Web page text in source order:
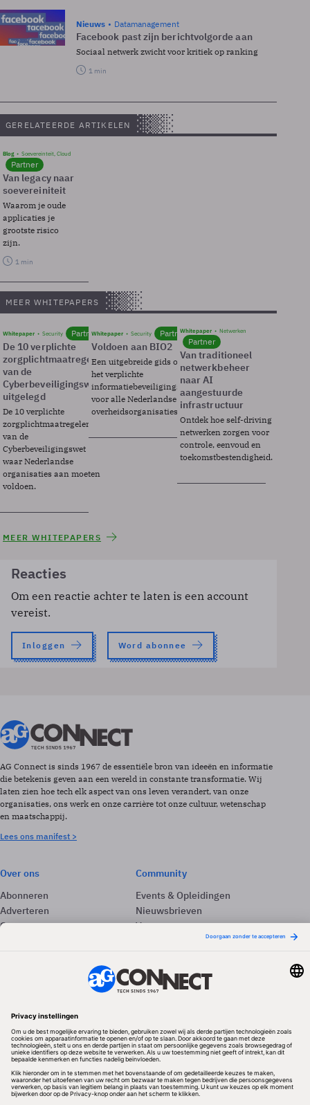
Nieuws Datamanagement
Facebook past zijn berichtvolgorde aan
Sociaal netwerk zwicht voor kritiek op ranking
1 min
GERELATEERDE ARTIKELEN
Blog Soevereinteit, Cloud
Partner
Van legacy naar
soevereiniteit
Waarom je oude
applicaties je
grootste risico
zijn.
1 min
MEER WHITEPAPERS
Whitepaper Security Partner
De 10 verplichte
zorgplichtmaatregelen
van de
Cyberbeveiligingswet
uitgelegd
De 10 verplichte
zorgplichtmaatregelen
van de
Cyberbeveiligingswet
waar Nederlandse
organisaties aan moeten
voldoen.
Whitepaper Security Partner
Voldoen aan BIO2
Een uitgebreide gids over BIO2,
het verplichte
informatiebeveiligingsframework
voor alle Nederlandse
overheidsorganisaties.
Whitepaper Netwerken
Partner
Van traditioneel
netwerkbeheer
naar AI
aangestuurde
infrastructuur
Ontdek hoe self-driving
netwerken zorgen voor
controle, eenvoud en
toekomstbestendigheid.
MEER WHITEPAPERS
Reacties
Om een reactie achter te laten is een account
vereist.
Inloggen Word abonnee
AG Connect is sinds 1967 de essentiële bron van ideeën en informatie
die betekenis geven aan een wereld in constante transformatie. Wij
laten zien hoe tech elk aspect van ons leven verandert, van onze
organisaties, ons werk en onze carrière tot onze cultuur, wetenschap
en maatschappij.
Lees ons manifest >
Over ons
Abonneren
Adverteren
Contact
Community
Events & Opleidingen
Nieuwsbrieven
Vacatures
Redactionele partner